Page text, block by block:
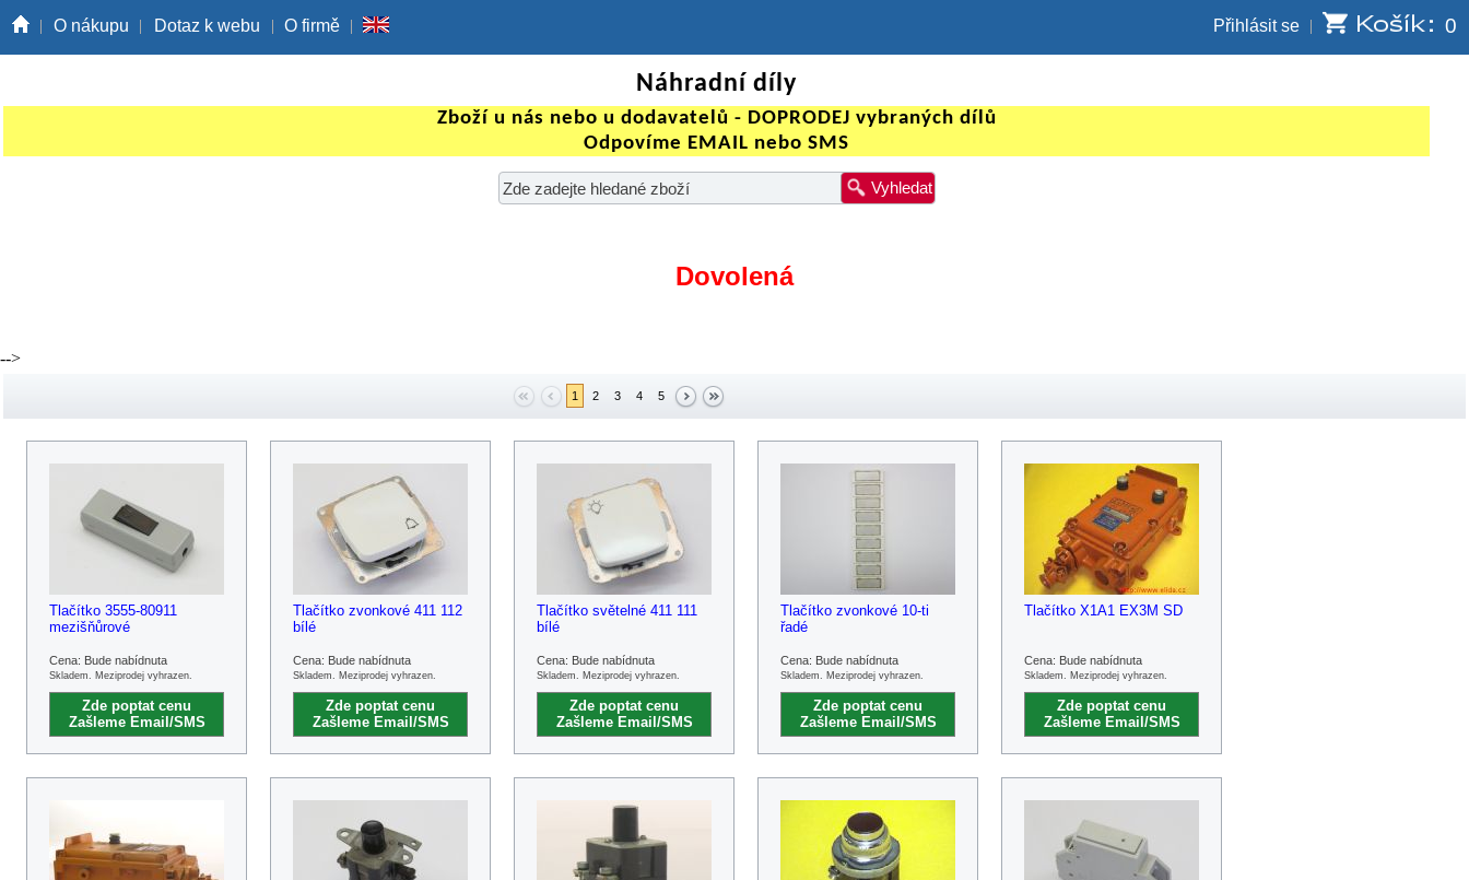
O nákupu Dotaz k webu O firmě Přihlásit se 0
Náhradní díly
Zboží u nás nebo u dodavatelů - DOPRODEJ vybraných dílů
Odpovíme EMAIL nebo SMS
Vyhledat
Dovolená
-->
1 2 3 4 5
Tlačítko 3555-80911
mezišňůrové
Cena: Bude nabídnuta
Skladem. Meziprodej vyhrazen.
Zde poptat cenu
Zašleme Email/SMS
Tlačítko zvonkové 411 112
bílé
Cena: Bude nabídnuta
Skladem. Meziprodej vyhrazen.
Zde poptat cenu
Zašleme Email/SMS
Tlačítko světelné 411 111
bílé
Cena: Bude nabídnuta
Skladem. Meziprodej vyhrazen.
Zde poptat cenu
Zašleme Email/SMS
Tlačítko zvonkové 10-ti
řadé
Cena: Bude nabídnuta
Skladem. Meziprodej vyhrazen.
Zde poptat cenu
Zašleme Email/SMS
Tlačítko X1A1 EX3M SD
Cena: Bude nabídnuta
Skladem. Meziprodej vyhrazen.
Zde poptat cenu
Zašleme Email/SMS